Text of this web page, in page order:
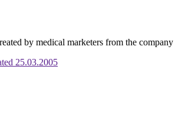
by medical marketers from the company
25.03.2005